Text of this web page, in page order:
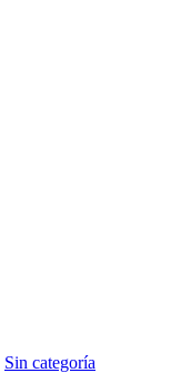
Sin categoría